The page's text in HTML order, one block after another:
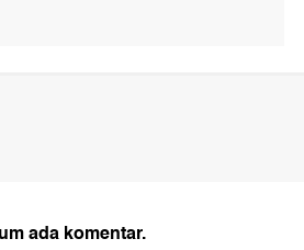
ada komentar.